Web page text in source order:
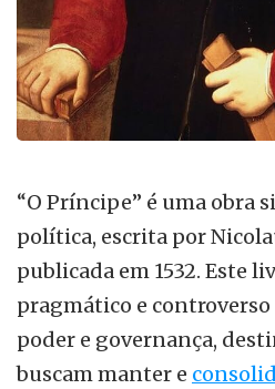
“O Príncipe” é uma obra
política, escrita por
publicada em 1532. Este
pragmático e
poder e governança,
buscam manter e